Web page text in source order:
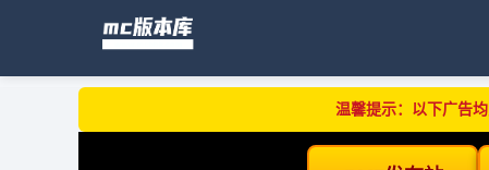
温馨提示：以下广告